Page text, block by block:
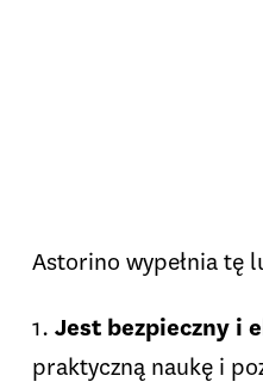
Astorino wypełnia tę
1.Jest bezpieczny i
praktyczną naukę i